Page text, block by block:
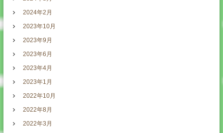
2024年2月
2023年10月
2023年9月
2023年6月
2023年4月
2023年1月
2022年10月
2022年8月
2022年3月